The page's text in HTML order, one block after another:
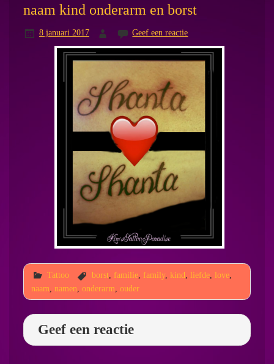
naam kind onderarm en borst
8 januari 2017 Geef een reactie
Tattoo borst, familie, family, kind liefde, love,
naam
namen onderarm ouder
Geef een reactie